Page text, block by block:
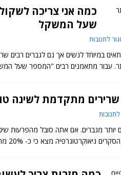
כמה אני צריכה
שעל המשקל
לתגובות
במיוחד לנשים אך גם לגברים רבים
עבור מתאמנים רבים "המספר שעל
שרירים מתקדמת לשינה
יותר מגברים. אם אתה סובל מהפרעות
מצא כי כ- 20% מהגברים וכ-30% מהנשים